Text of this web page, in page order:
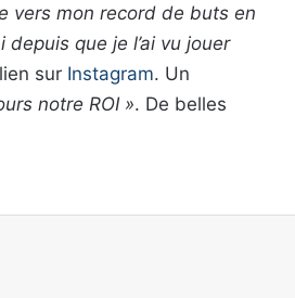
vers mon record de buts en
depuis que je l’ai vu jouer
sur Instagram. Un
notre ROI ». De belles